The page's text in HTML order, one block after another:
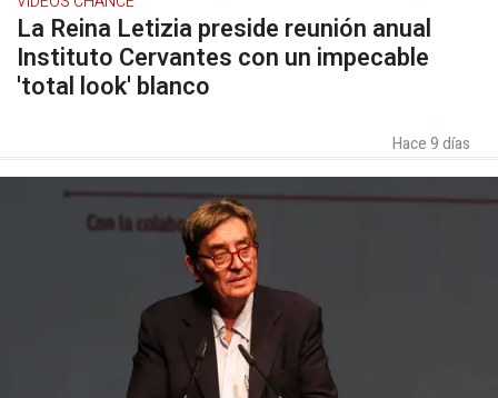
La Reina Letizia preside reunión anual
Instituto Cervantes con un impecable
'total look' blanco
Hace 9 días